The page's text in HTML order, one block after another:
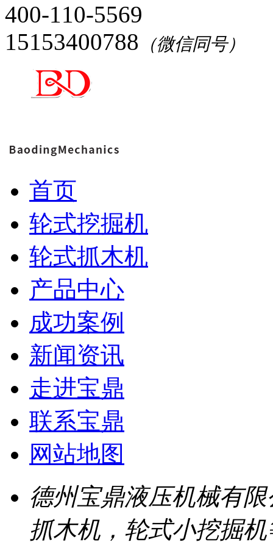
400-110-5569
15153400788 （微信同号）
首页
轮式挖掘机
轮式抓木机
产品中心
成功案例
新闻资讯
走进宝鼎
联系宝鼎
网站地图
德州宝鼎液压机械有
抓木机，轮式小挖掘